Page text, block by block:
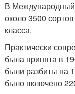
В Международный
около 3500
класса.
Практически
была принята в
были разбиты на
было включено